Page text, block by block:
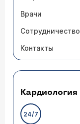
Врачи
Сотрудничество
Контакты
Кардиология
24/7